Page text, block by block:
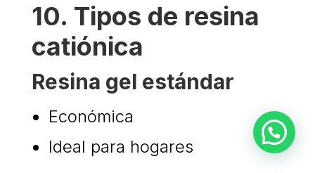
10. Tipos de resina
catiónica
Resina gel estándar
Económica
Ideal para hogares